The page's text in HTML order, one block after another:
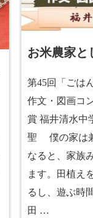
お米農家と
第45回「ごは
作文・図画コ
賞 福井清水
聖 僕の家は
なると、家族
ます。田植え
るし、遊ぶ時
田 …